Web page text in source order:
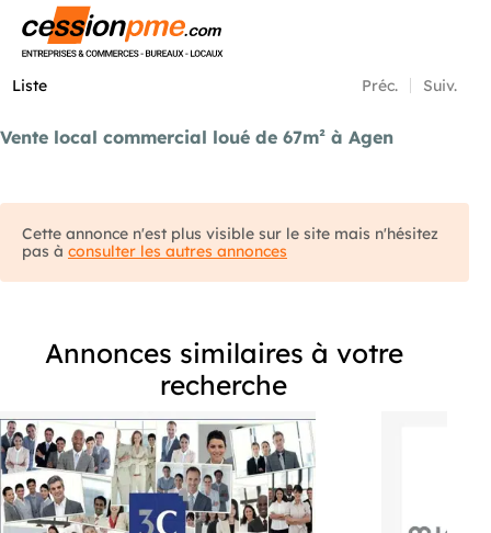
Liste Préc. Suiv.
Vente local commercial loué de 67m² à Agen
Cette annonce n'est plus visible sur le site mais n'hésitez
pas à consulter les autres annonces
Annonces similaires à votre
recherche